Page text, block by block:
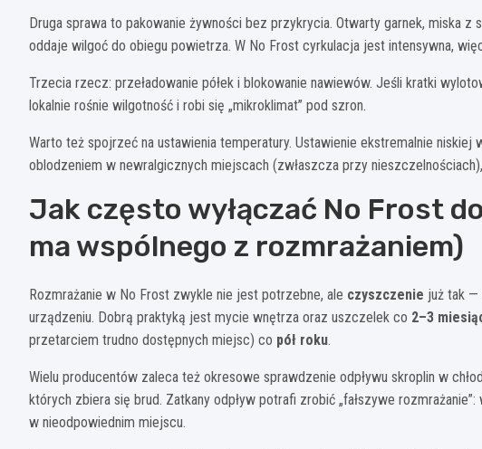
Druga sprawa to pakowanie żywności bez przykrycia. Otwarty garnek, miska
oddaje wilgoć do obiegu powietrza. W No Frost cyrkulacja jest intensywna,
Trzecia rzecz: przeładowanie półek i blokowanie nawiewów. Jeśli kratki
lokalnie rośnie wilgotność i robi się „mikroklimat” pod szron.
Warto też spojrzeć na ustawienia temperatury. Ustawienie ekstremalnie
oblodzeniem w newralgicznych miejscach (zwłaszcza przy
Jak często wyłączać No Frost
ma wspólnego z rozmrażaniem)
Rozmrażanie w No Frost zwykle nie jest potrzebne, ale czyszczenie już tak —
urządzeniu. Dobrą praktyką jest mycie wnętrza oraz uszczelek co 2–3
przetarciem trudno dostępnych miejsc) co pół roku.
Wielu producentów zaleca też okresowe sprawdzenie odpływu skroplin w
których zbiera się brud. Zatkany odpływ potrafi zrobić „fałszywe
w nieodpowiednim miejscu.